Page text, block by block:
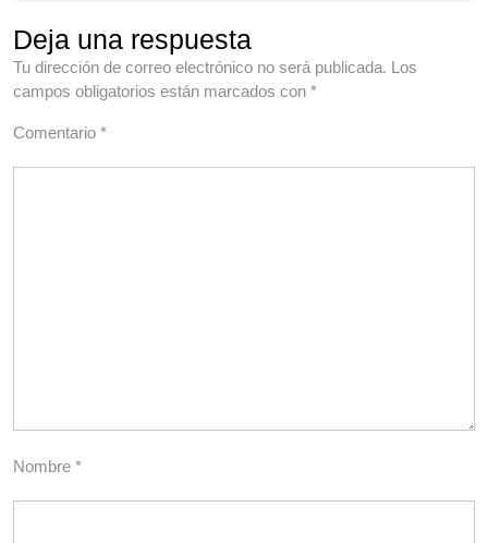
Deja una respuesta
Tu dirección de correo electrónico no será publicada. Los
campos obligatorios están marcados con *
Comentario *
Nombre *